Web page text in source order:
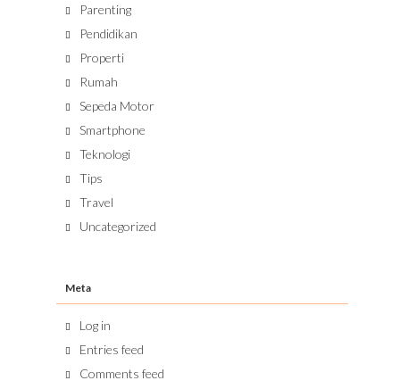
Parenting
Pendidikan
Properti
Rumah
Sepeda Motor
Smartphone
Teknologi
Tips
Travel
Uncategorized
Meta
Log in
Entries feed
Comments feed